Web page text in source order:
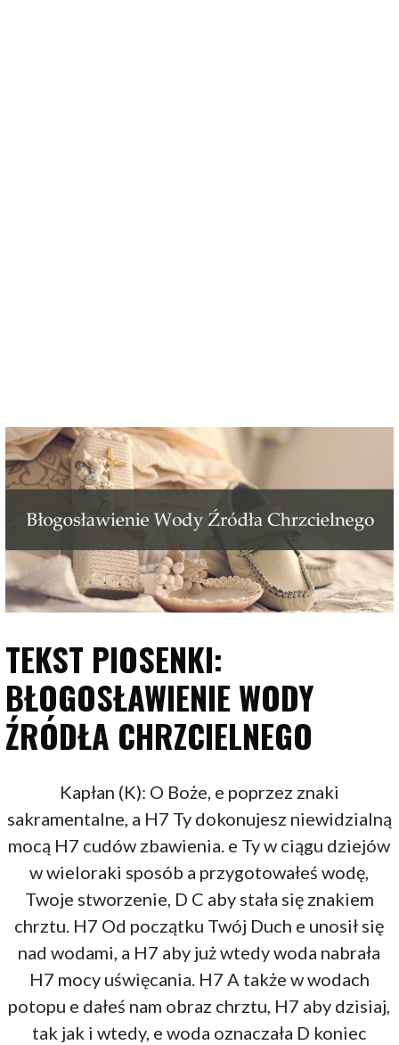
TEKST PIOSENKI:
BŁOGOSŁAWIENIE WODY
ŹRÓDŁA CHRZCIELNEGO
Kapłan (K): O Boże, e poprzez znaki
sakramentalne, a H7 Ty dokonujesz niewidzialną
mocą H7 cudów zbawienia. e Ty w ciągu dziejów
w wieloraki sposób a przygotowałeś wodę,
Twoje stworzenie, D C aby stała się znakiem
chrztu. H7 Od początku Twój Duch e unosił się
nad wodami, a H7 aby już wtedy woda nabrała
H7 mocy uświęcania. H7 A także w wodach
potopu e dałeś nam obraz chrztu, H7 aby dzisiaj,
tak jak i wtedy, e woda oznaczała D koniec